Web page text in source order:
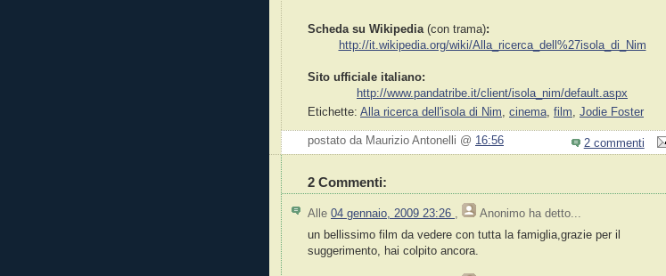
Scheda su Wikipedia(con trama):
http://it.wikipedia.org/wiki/Alla_ricerca_dell%27isola_di_Nim
Sito ufficiale italiano:
http://www.pandatribe.it/client/isola_nim/default.aspx
Etichette: Alla ricerca dell'isola di Nim, cinema, film, Jodie Foster
postato da Maurizio Antonelli @ 16:56 2 commenti
2 Commenti:
Alle 04 gennaio, 2009 23:26 , Anonimo ha detto...
un bellissimo film da vedere con tutta la famiglia,grazie per il
suggerimento, hai colpito ancora.